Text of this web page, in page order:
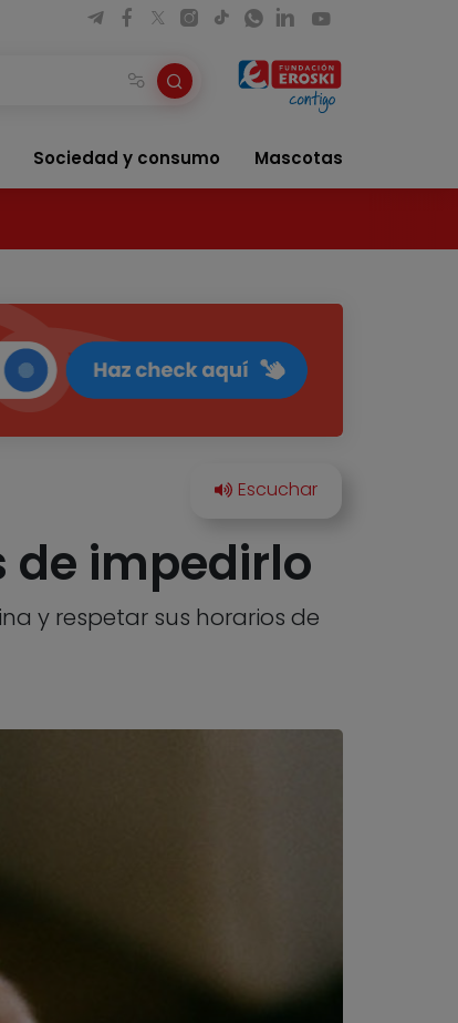
Sociedad y consumo Mascotas
de impedirlo
y respetar sus horarios de